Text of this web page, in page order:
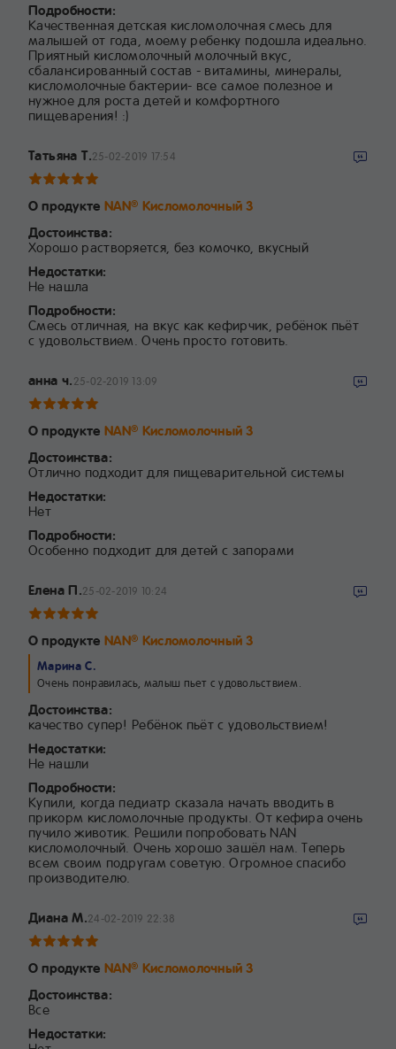
Подробности:
Качественная детская кисломолочная смесь для
малышей от года, моему ребенку подошла идеально.
Приятный кисломолочный молочный вкус,
сбалансированный состав - витамины, минералы,
кисломолочные бактерии- все самое полезное и
нужное для роста детей и комфортного
пищеварения! :)
Татьяна Т.25-02-2019 17:54
О продукте NAN® Кисломолочный 3
Достоинства:
Хорошо растворяется, без комочко, вкусный
Недостатки:
Не нашла
Подробности:
Смесь отличная, на вкус как кефирчик, ребёнок пьёт
с удовольствием. Очень просто готовить.
анна ч.25-02-2019 13:09
О продукте NAN® Кисломолочный 3
Достоинства:
Отлично подходит для пищеварительной системы
Недостатки:
Нет
Подробности:
Особенно подходит для детей с запорами
Елена П.25-02-2019 10:24
О продукте NAN® Кисломолочный 3
Марина С.
Очень понравилась, малыш пьет с удовольствием.
Достоинства:
качество супер! Ребёнок пьёт с удовольствием!
Недостатки:
Не нашли
Подробности:
Купили, когда педиатр сказала начать вводить в
прикорм кисломолочные продукты. От кефира очень
пучило животик. Решили попробовать NAN
кисломолочный. Очень хорошо зашёл нам. Теперь
всем своим подругам советую. Огромное спасибо
производителю.
Диана М.24-02-2019 22:38
О продукте NAN® Кисломолочный 3
Достоинства:
Все
Недостатки: